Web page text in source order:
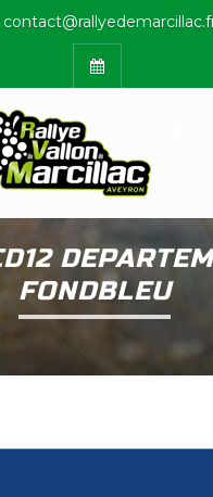
FONDBLEU